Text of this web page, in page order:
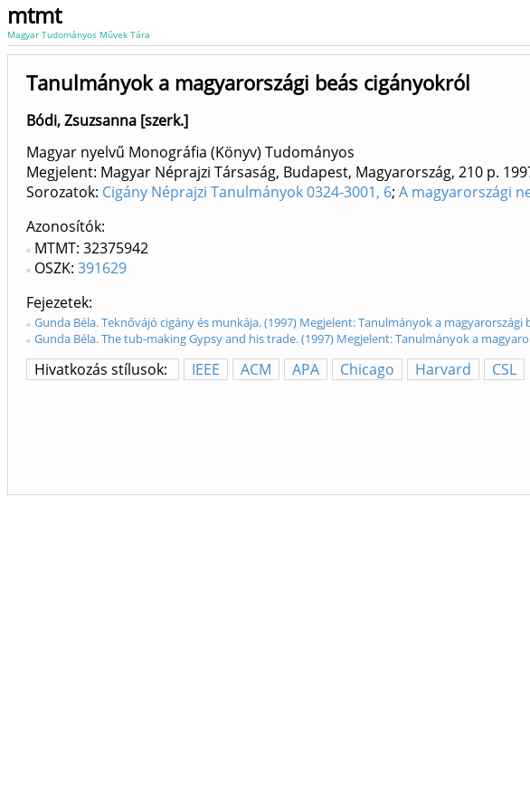
mtmt
Magyar Tudományos Művek Tára
Tanulmányok a magyarországi beás cigányokról
Bódi, Zsuzsanna [szerk.]
Magyar nyelvű Monográfia (Könyv) Tudományos
Megjelent: Magyar Néprajzi Társaság, Budapest, Magyarország, 210 p.
Sorozatok: Cigány Néprajzi Tanulmányok 0324-3001, 6; A magyarországi
Azonosítók
MTMT: 32375942
OSZK: 391629
Fejezetek
Gunda Béla. Teknővájó cigány és munkája. (1997) Megjelent: Tanulmányok a magyarországi
Gunda Béla. The tub-making Gypsy and his trade. (1997) Megjelent: Tanulmányok a
Hivatkozás stílusok: IEEE ACM APA Chicago Harvard CSL